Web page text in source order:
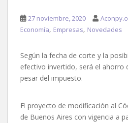
27 noviembre, 2020
Economía, Empresas, Novedades
Según la fecha de corte y la
efectivo invertido, será el ahorro
pesar del impuesto.
El proyecto de modificación al
de Buenos Aires con vigencia a